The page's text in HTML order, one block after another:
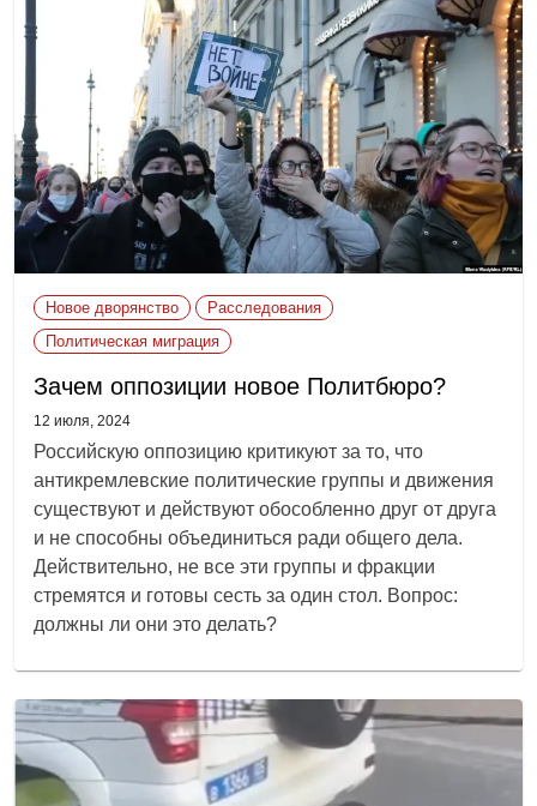
Новое дворянство
Расследования
Политическая миграция
Зачем оппозиции новое Политбюро?
12 июля, 2024
Российскую оппозицию критикуют за то, что
антикремлевские политические группы и движения
существуют и действуют обособленно друг от друга
и не способны объединиться ради общего дела.
Действительно, не все эти группы и фракции
стремятся и готовы сесть за один стол. Вопрос:
должны ли они это делать?